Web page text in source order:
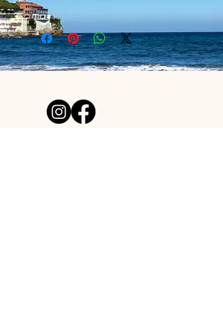
Papel duro estucado - Brillo 300
gr